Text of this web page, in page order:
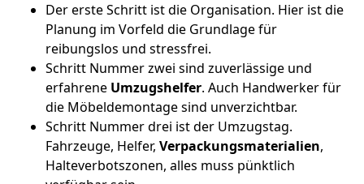
Der erste Schritt ist die Organisation. Hier ist die
Planung im Vorfeld die Grundlage für
reibungslos und stressfrei.
Schritt Nummer zwei sind zuverlässige und
erfahrene Umzugshelfer. Auch Handwerker für
die Möbeldemontage sind unverzichtbar.
Schritt Nummer drei ist der Umzugstag.
Fahrzeuge, Helfer, Verpackungsmaterialien,
Halteverbotszonen, alles muss pünktlich